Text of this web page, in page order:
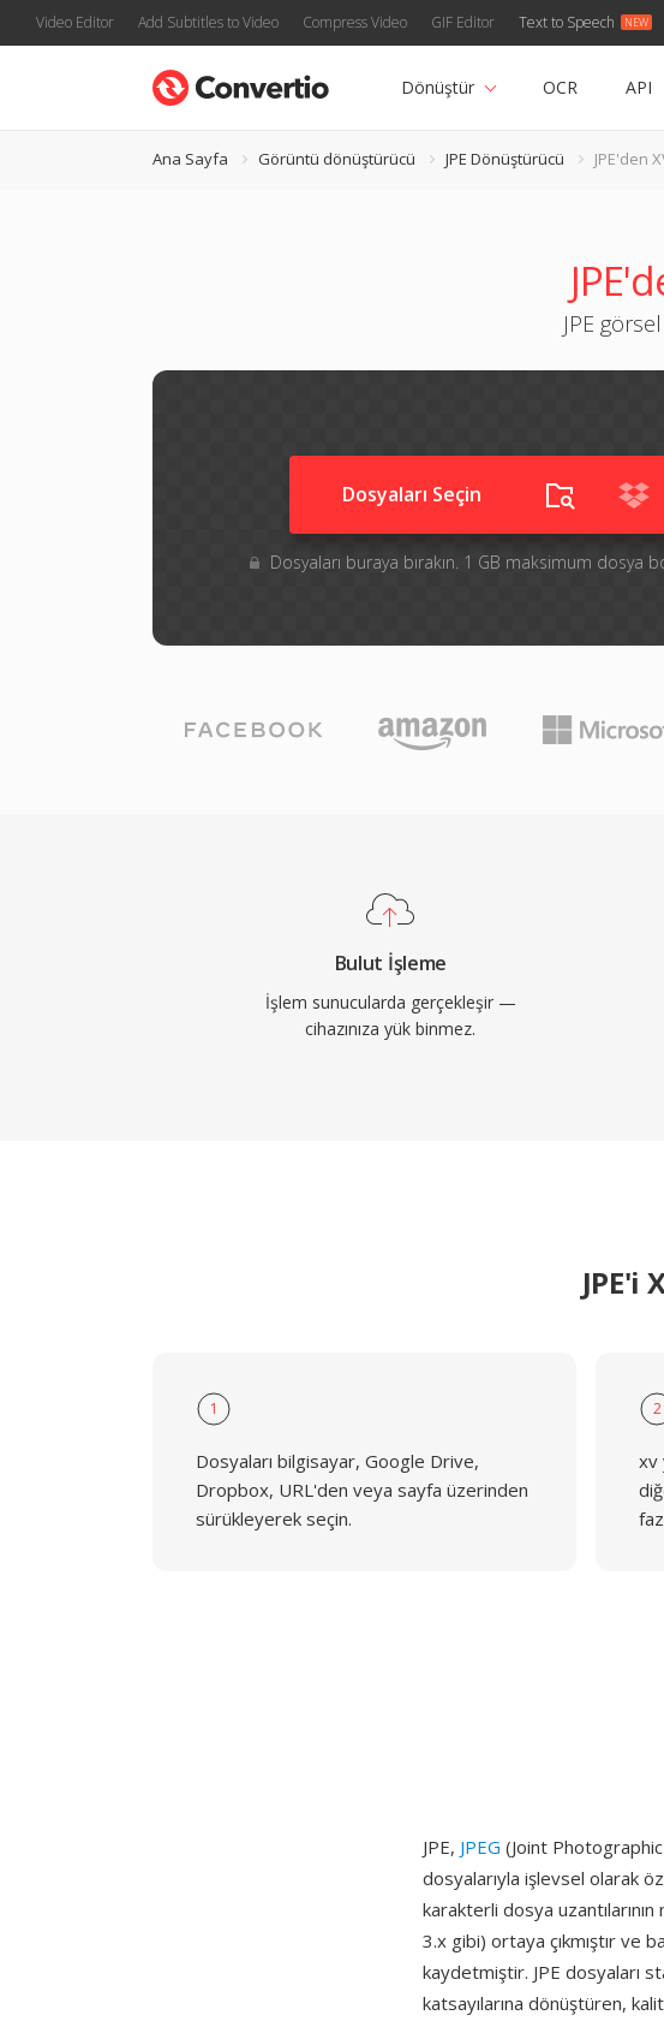
Video Editor Add Subtitles to Video Compress Video GIF Editor Text to Speech
Dönüştür OCR API
Ana Sayfa Görüntü dönüştürücü JPE Dönüştürücü JPE'den
JPE
Dosyaları Seçin
Dosyaları buraya bırakın. 1 GB maksimum dosya
Bulut İşleme
İşlem sunucularda gerçekleşir —
cihazınıza yük binmez.
JPE'i
1
Dosyaları bilgisayar, Google Drive,
Dropbox, URL'den veya sayfa üzerinden
sürükleyerek seçin.
2
xv
JPE, JPEG (Joint
dosyalarıyla işlevsel olarak
karakterli dosya
3.x gibi) ortaya çıkmıştır ve
kaydetmiştir. JPE dosyaları
katsayılarına dönüştüren,